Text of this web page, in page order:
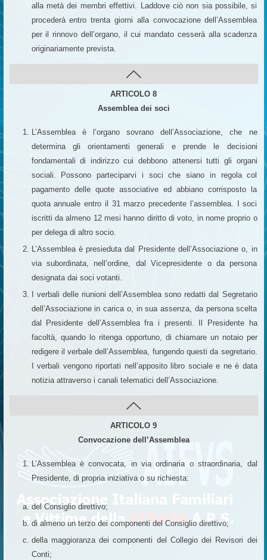
alla metà dei membri effettivi. Laddove ciò non sia possibile, si
procederà entro trenta giorni alla convocazione dell’Assemblea
per il rinnovo dell’organo, il cui mandato cesserà alla scadenza
originariamente prevista.
ARTICOLO 8
Assemblea dei soci
L’Assemblea è l’organo sovrano dell’Associazione, che ne
determina gli orientamenti generali e prende le decisioni
fondamentali di indirizzo cui debbono attenersi tutti gli organi
sociali. Possono parteciparvi i soci che siano in regola col
pagamento delle quote associative ed abbiano corrisposto la
quota annuale entro il 31 marzo precedente l’assemblea. I soci
iscritti da almeno 12 mesi hanno diritto di voto, in nome proprio o
per delega di altro socio.
L’Assemblea è presieduta dal Presidente dell’Associazione o, in
via subordinata, nell’ordine, dal Vicepresidente o da persona
designata dai soci votanti.
I verbali delle riunioni dell’Assemblea sono redatti dal Segretario
dell’Associazione in carica o, in sua assenza, da persona scelta
dal Presidente dell’Assemblea fra i presenti. Il Presidente ha
facoltà, quando lo ritenga opportuno, di chiamare un notaio per
redigere il verbale dell’Assemblea, fungendo questi da segretario.
I verbali vengono riportati nell’apposito libro sociale e ne è data
notizia attraverso i canali telematici dell’Associazione.
ARTICOLO 9
Convocazione dell’Assemblea
L’Assemblea è convocata, in via ordinaria o straordinaria, dal
Presidente, di propria iniziativa o su richiesta:
del Consiglio direttivo;
di almeno un terzo dei componenti del Consiglio direttivo;
della maggioranza dei componenti del Collegio dei Revisori dei
Conti;